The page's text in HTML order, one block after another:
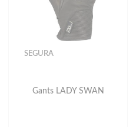
SEGURA
Gants LADY SWAN